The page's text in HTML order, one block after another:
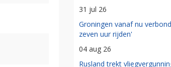
31 jul 26
Groningen vanaf nu
zeven uur rijden'
04 aug 26
Rusland trekt